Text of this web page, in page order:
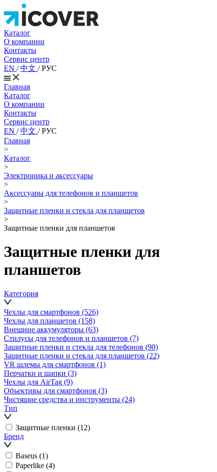
Каталог
О компании
Контакты
Сервис центр
EN /中文 /РУС
Главная
Каталог
О компании
Контакты
Сервис центр
EN /中文 /РУС
Главная
>
Каталог
>
Электроника и аксессуары
>
Аксессуары для телефонов и планшетов
>
Защитные пленки и стекла для планшетов
>
Защитные пленки для планшетов
Защитные пленки для
планшетов
Категория
Чехлы для смартфонов (526)
Чехлы для планшетов (158)
Внешние аккумуляторы (63)
Стилусы для телефонов и планшетов (7)
Защитные пленки и стекла для телефонов (90)
Защитные пленки и стекла для планшетов (22)
VR шлемы для смартфонов (1)
Перчатки и шапки (3)
Чехлы для AirTag (9)
Объективы для смартфонов (3)
Чистящие средства и инструменты (24)
Тип
Защитные пленки (12)
Бренд
Baseus (1)
Paperlike (4)